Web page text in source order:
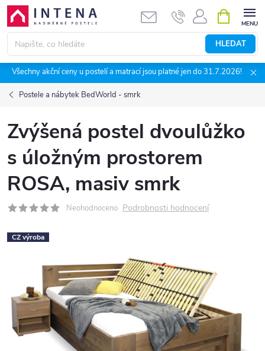
Přejít
obsah
HLEDAT
NÁKUPNÍ
KOŠÍK
Všechny akční ceny u postelí a matrací jsou platné jen do 31.7.2026!
Postele a nábytek BedWorld - smrk
Zvýšená postel dvoulůžko
s úložným prostorem
ROSA, masiv smrk
Neohodnoceno Podrobnosti hodnocení
CZ výroba